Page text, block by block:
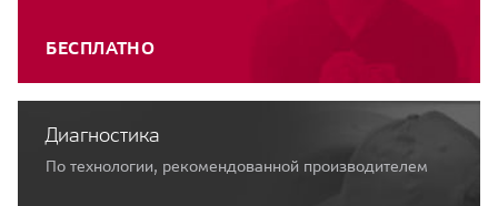
БЕСПЛАТНО
Диагностика
По технологии, рекомендованной производителем